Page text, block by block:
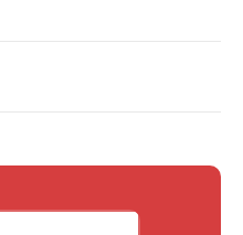
stå bakom.